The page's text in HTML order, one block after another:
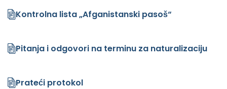
Kontrolna lista „Afganistanski pasoš“
Pitanja i odgovori na terminu za naturalizaciju
Prateći protokol